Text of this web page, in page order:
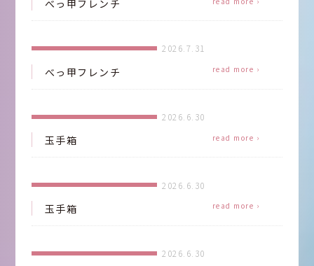
べっ甲フレンチ
2026.7.31
べっ甲フレンチ read more ›
2026.6.30
玉手箱 read more ›
2026.6.30
玉手箱 read more ›
2026.6.30